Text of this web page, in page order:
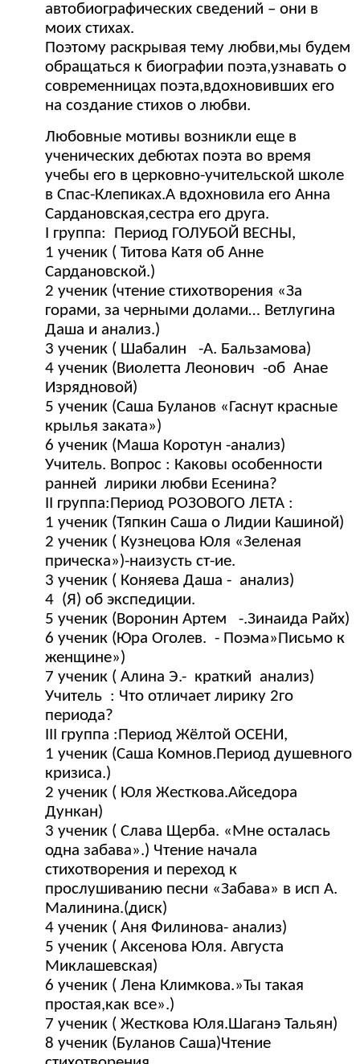
автобиографических сведений – они в
моих стихах.
Поэтому раскрывая тему любви,мы будем
обращаться к биографии поэта,узнавать о
современницах поэта,вдохновивших его
на создание стихов о любви.
Любовные мотивы возникли еще в
ученических дебютах поэта во время
учебы его в церковно-учительской школе
в Спас-Клепиках.А вдохновила его Анна
Сардановская,сестра его друга.
I группа: Период ГОЛУБОЙ ВЕСНЫ,
1 ученик ( Титова Катя об Анне
Сардановской.)
2 ученик (чтение стихотворения «За
горами, за черными долами… Ветлугина
Даша и анализ.)
3 ученик ( Шабалин -А. Бальзамова)
4 ученик (Виолетта Леонович -об Анае
Изрядновой)
5 ученик (Саша Буланов «Гаснут красные
крылья заката»)
6 ученик (Маша Коротун -анализ)
Учитель. Вопрос : Каковы особенности
ранней лирики любви Есенина?
II группа:Период РОЗОВОГО ЛЕТА :
1 ученик (Тяпкин Саша о Лидии Кашиной)
2 ученик ( Кузнецова Юля «Зеленая
прическа»)-наизусть ст-ие.
3 ученик ( Коняева Даша - анализ)
4 (Я) об экспедиции.
5 ученик (Воронин Артем -.Зинаида Райх)
6 ученик (Юра Оголев. - Поэма»Письмо к
женщине»)
7 ученик ( Алина Э.- краткий анализ)
Учитель : Что отличает лирику 2го
периода?
III группа :Период Жёлтой ОСЕНИ,
1 ученик (Саша Комнов.Период душевного
кризиса.)
2 ученик ( Юля Жесткова.Айседора
Дункан)
3 ученик ( Слава Щерба. «Мне осталась
одна забава».) Чтение начала
стихотворения и переход к
прослушиванию песни «Забава» в исп А.
Малинина.(диск)
4 ученик ( Аня Филинова- анализ)
5 ученик ( Аксенова Юля. Августа
Миклашевская)
6 ученик ( Лена Климкова.»Ты такая
простая,как все».)
7 ученик ( Жесткова Юля.Шаганэ Тальян)
8 ученик (Буланов Саша)Чтение